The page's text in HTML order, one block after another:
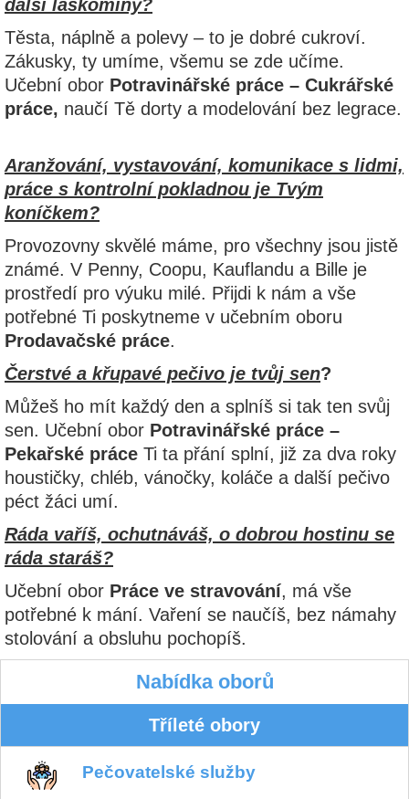
další laskominy?
Těsta, náplně a polevy – to je dobré cukroví.
Zákusky, ty umíme, všemu se zde učíme.
Učební obor Potravinářské práce – Cukrářské
práce, naučí Tě dorty a modelování bez legrace.
Aranžování, vystavování, komunikace s lidmi,
práce s kontrolní pokladnou je Tvým
koníčkem?
Provozovny skvělé máme, pro všechny jsou jistě
známé. V Penny, Coopu, Kauflandu a Bille je
prostředí pro výuku milé. Přijdi k nám a vše
potřebné Ti poskytneme v učebním oboru
Prodavačské práce.
Čerstvé a křupavé pečivo je tvůj sen?
Můžeš ho mít každý den a splníš si tak ten svůj
sen. Učební obor Potravinářské práce –
Pekařské práce Ti ta přání splní, již za dva roky
houstičky, chléb, vánočky, koláče a další pečivo
péct žáci umí.
Ráda vaříš, ochutnáváš, o dobrou hostinu se
ráda staráš?
Učební obor Práce ve stravování, má vše
potřebné k mání. Vaření se naučíš, bez námahy
stolování a obsluhu pochopíš.
Nabídka oborů
Tříleté obory
Pečovatelské služby